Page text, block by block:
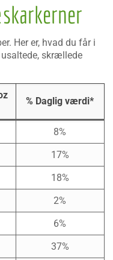
Her er, hvad du får i
usaltede, skrællede
% Daglig værdi*
8%
17%
18%
2%
6%
37%